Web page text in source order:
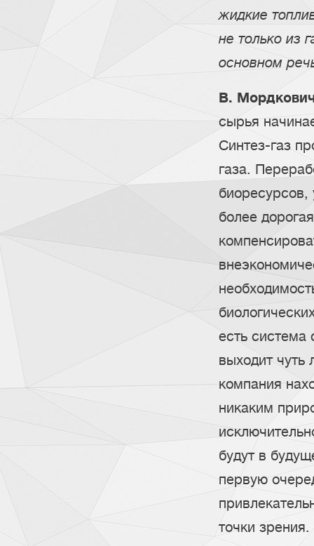
жидкие
не только из
основном
В.
сырья
Синтез-газ
газа.
более
есть система
выходит чуть
компания
никаким
будут в
первую
точки зрения.